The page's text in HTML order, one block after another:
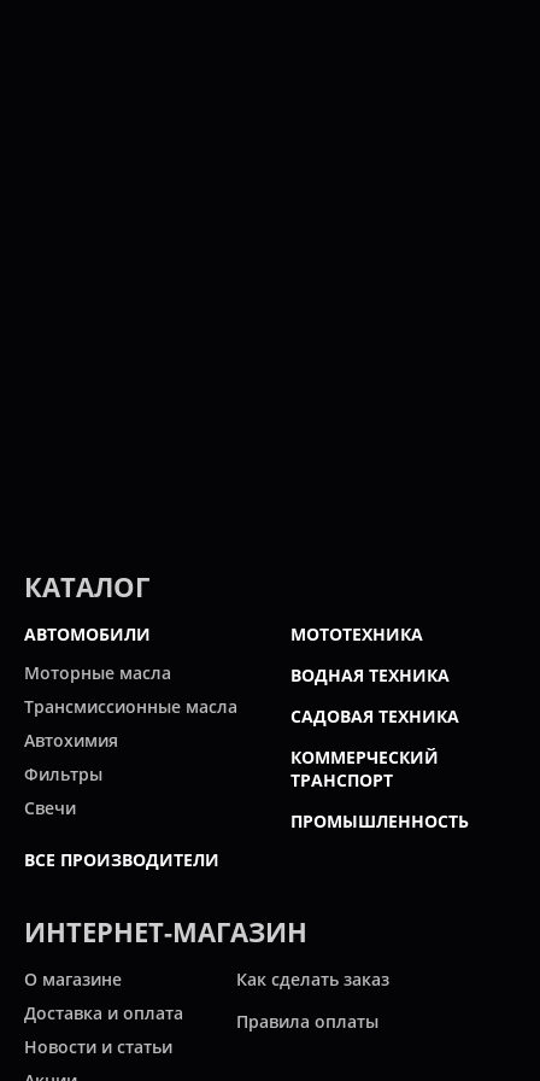
КАТАЛОГ
АВТОМОБИЛИ
Моторные масла
Трансмиссионные масла
Автохимия
Фильтры
Свечи
ВСЕ ПРОИЗВОДИТЕЛИ
МОТОТЕХНИКА
ВОДНАЯ ТЕХНИКА
САДОВАЯ ТЕХНИКА
КОММЕРЧЕСКИЙ
ТРАНСПОРТ
ПРОМЫШЛЕННОСТЬ
ИНТЕРНЕТ-МАГАЗИН
О магазине
Доставка и оплата
Новости и статьи
Как сделать заказ
Правила оплаты